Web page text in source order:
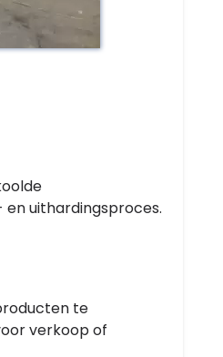
uithardingsproces.
te
verkoop of